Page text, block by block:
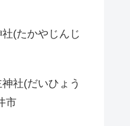
社(たかやじんじ
社(だいひょう
市